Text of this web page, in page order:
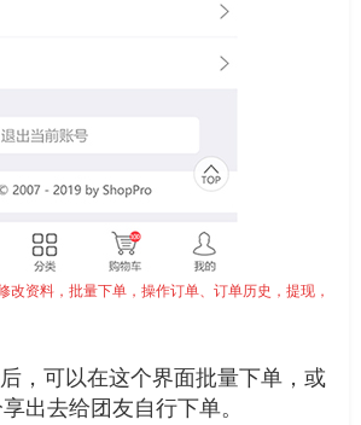
改资料，批量下单，操作订单、订单历史，提现，
，可以在这个界面批量下单，或
出去给团友自行下单。